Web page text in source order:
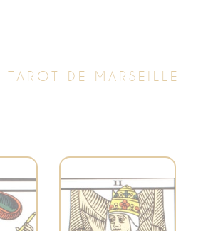
TAROT DE MARSEILLE
la
Symbolise la
connaissance